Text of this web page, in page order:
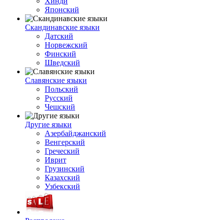
Японский
Скандинавские языки
Датский
Норвежский
Финский
Шведский
Славянские языки
Польский
Русский
Чешский
Другие языки
Азербайджанский
Венгерский
Греческий
Иврит
Грузинский
Казахский
Узбекский